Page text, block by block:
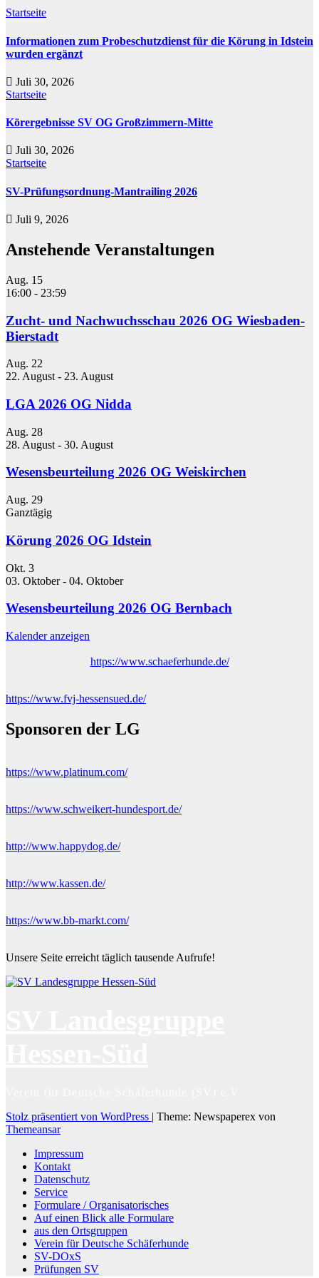
Startseite
Informationen zum Probeschutzdienst für die Körung in Idstein
wurden ergänzt
Juli 30, 2026
Startseite
Körergebnisse SV OG Großzimmern-Mitte
Juli 30, 2026
Startseite
SV-Prüfungsordnung-Mantrailing 2026
Juli 9, 2026
Anstehende Veranstaltungen
Aug. 15
16:00 - 23:59
Zucht- und Nachwuchsschau 2026 OG Wiesbaden-
Bierstadt
Aug. 22
22. August - 23. August
LGA 2026 OG Nidda
Aug. 28
28. August - 30. August
Wesensbeurteilung 2026 OG Weiskirchen
Aug. 29
Ganztägig
Körung 2026 OG Idstein
Okt. 3
03. Oktober- 04. Oktober
Wesensbeurteilung 2026 OG Bernbach
Kalender anzeigen
https://www.schaeferhunde.de/
https://www.fvj-hessensued.de/
Sponsoren der LG
https://www.platinum.com/
https://www.schweikert-hundesport.de/
http://www.happydog.de/
http://www.kassen.de/
https://www.bb-markt.com/
Unsere Seite erreicht täglich tausende Aufrufe!
Stolz präsentiert von WordPress | Theme: Newspaperex von
Themeansar
Impressum
Kontakt
Datenschutz
Service
Formulare / Organisatorisches
Auf einen Blick alle Formulare
aus den Ortsgruppen
Verein für Deutsche Schäferhunde
SV-DOxS
Prüfungen SV